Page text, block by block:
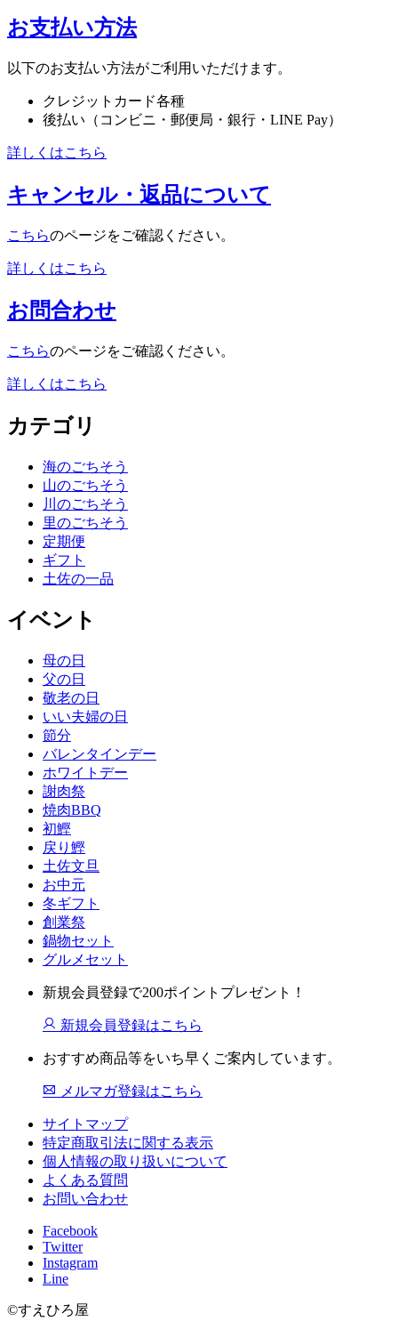
お支払い方法
以下のお支払い方法がご利用いただけます。
クレジットカード各種
後払い（コンビニ・郵便局・銀行・LINE Pay）
詳しくはこちら
キャンセル・返品について
こちらのページをご確認ください。
詳しくはこちら
お問合わせ
こちらのページをご確認ください。
詳しくはこちら
カテゴリ
海のごちそう
山のごちそう
川のごちそう
里のごちそう
定期便
ギフト
土佐の一品
イベント
母の日
父の日
敬老の日
いい夫婦の日
節分
バレンタインデー
ホワイトデー
謝肉祭
焼肉BBQ
初鰹
戻り鰹
土佐文旦
お中元
冬ギフト
創業祭
鍋物セット
グルメセット
新規会員登録で200ポイントプレゼント！
新規会員登録はこちら
おすすめ商品等をいち早くご案内しています。
メルマガ登録はこちら
サイトマップ
特定商取引法に関する表示
個人情報の取り扱いについて
よくある質問
お問い合わせ
Facebook
Twitter
Instagram
Line
©すえひろ屋